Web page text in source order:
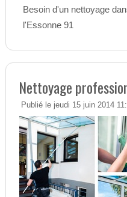
Besoin d'un nettoyage
l'Essonne 91
Nettoyage
Publié le jeudi 15 juin 2014